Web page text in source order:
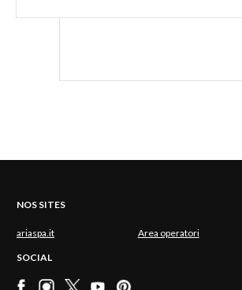
NOS SITES
ariaspa.it Area operatori
SOCIAL